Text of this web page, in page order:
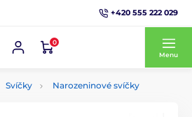
+420 555 222 029
0
Menu
Svíčky Narozeninové svíčky